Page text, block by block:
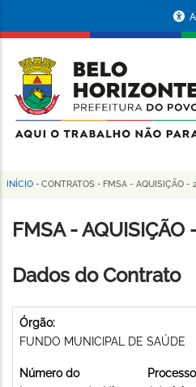
conteúdo
principal
da
Prefeitura
de
Horizonte
Trilha
de
INÍCIO - CONTRATOS - FMSA - AQUISIÇÃO -
FMSA -
Dados do Contrato
Órgão:
FUNDO MUNICIPAL DE SAÚDE
Número do
Processo